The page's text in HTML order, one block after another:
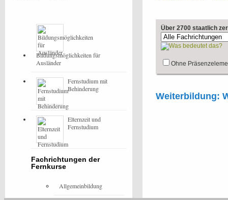
Über 2700 staatlich
Ohne
Weiterbildung:
Bildungsmöglichkeiten für
Ausländer
Fernstudium mit
Behinderung
Elternzeit und
Fernstudium
Fachrichtungen der
Fernkurse
Allgemeinbildung